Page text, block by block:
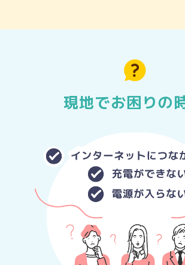
現地でお困りの